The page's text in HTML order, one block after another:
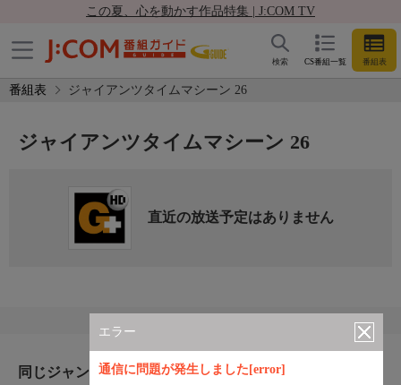
この夏、心を動かす作品特集 | J:COM TV
CS番組一覧 番組表
検索
番組表 ジャイアンツタイムマシーン 26
エラー
通信に問題が発生しました[error]
ジャイアンツタイムマシーン 26
直近の放送予定はありません
同じジャンルのおすすめ番組